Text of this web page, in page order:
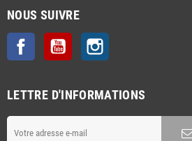
NOUS SUIVRE
Facebook YouTube
LETTRE D'INFORMATIONS